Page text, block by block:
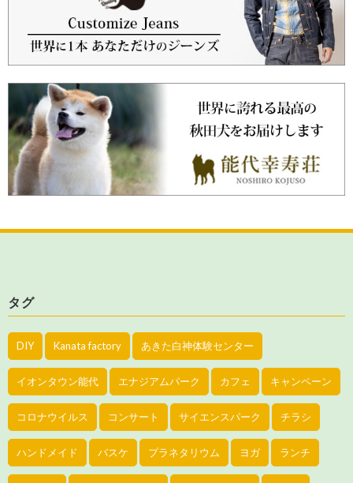
タグ
DIY Kanata factory あきた白神体験センター
イオンタウン能代 エナジアムパーク カフェ キャンペーン
コロナウイルス コンサート サイエンスパーク チラシ
ハンドメイド バスケ プラネタリウム ヨガ ランチ